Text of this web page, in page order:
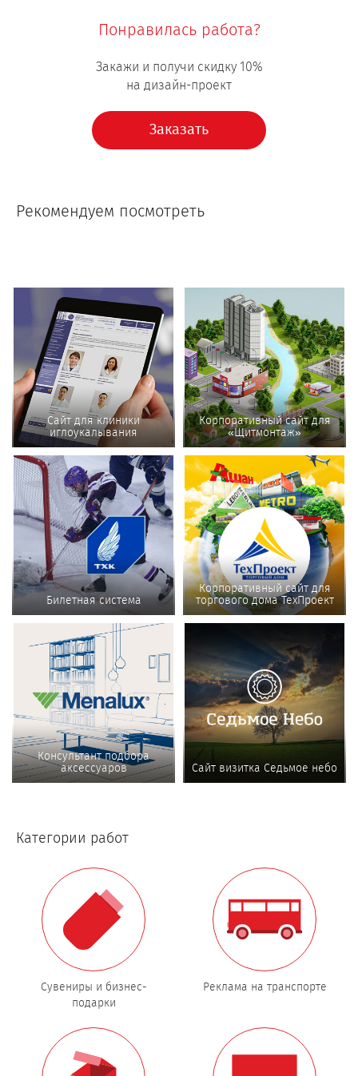
Понравилась работа?
Закажи и получи скидку 10%
на дизайн-проект
Заказать
Рекомендуем посмотреть
Сайт для клиники
иглоукалывания
Корпоративный сайт для
«Щитмонтаж»
Билетная система
Корпоративный сайт для
торгового дома ТехПроект
Консультант подбора
аксессуаров Сайт визитка Седьмое небо
Категории работ
Сувениры и бизнес-
подарки
Реклама на транспорте